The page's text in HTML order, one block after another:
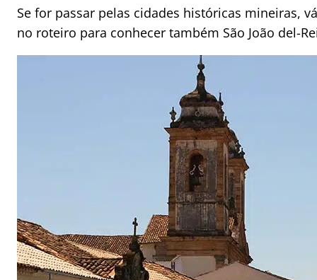
Se for passar pelas cidades históricas mineiras,
no roteiro para conhecer também São João del-